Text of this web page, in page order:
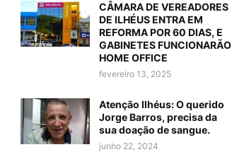
CÂMARA DE VEREADORES
DE ILHÉUS ENTRA EM
REFORMA POR 60 DIAS, E
GABINETES FUNCIONARÃO
HOME OFFICE
fevereiro 13, 2025
Atenção Ilhéus: O querido
Jorge Barros, precisa da
sua doação de sangue.
junho 22, 2024